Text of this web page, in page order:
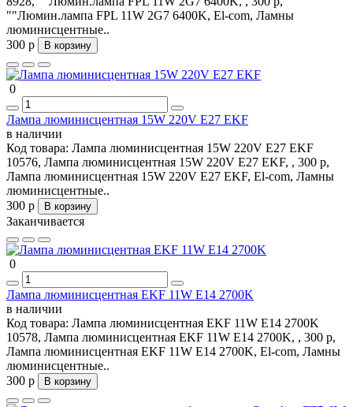
""Люмин.лампа FPL 11W 2G7 6400K, El-com, Ламны
люминисцентные..
300 р
В корзину
0
Лампа люминисцентная 15W 220V E27 EKF
в наличии
Код товара: Лампа люминисцентная 15W 220V E27 EKF
10576, Лампа люминисцентная 15W 220V E27 EKF, , 300 р,
Лампа люминисцентная 15W 220V E27 EKF, El-com, Ламны
люминисцентные..
300 р
В корзину
Заканчивается
0
Лампа люминисцентная EKF 11W E14 2700K
в наличии
Код товара: Лампа люминисцентная EKF 11W E14 2700K
10578, Лампа люминисцентная EKF 11W E14 2700K, , 300 р,
Лампа люминисцентная EKF 11W E14 2700K, El-com, Ламны
люминисцентные..
300 р
В корзину